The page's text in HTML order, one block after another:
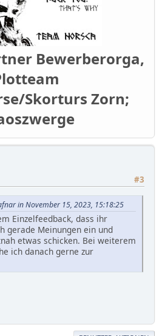
Bewerberorga,
Skorturs Zorn;
#3
in November 15, 2023, 15:18:25
Einzelfeedback, dass ihr
gerade Meinungen ein und
etwas schicken. Bei weiterem
ich danach gerne zur